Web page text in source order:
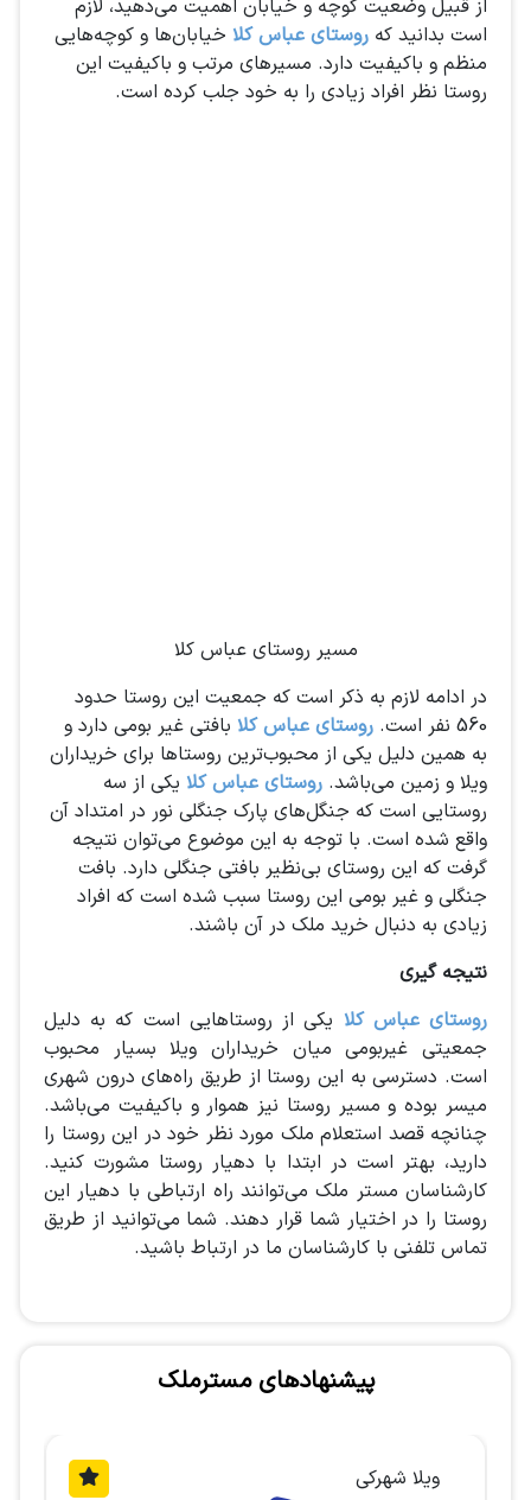
از قبیل وضعیت کوچه و خیابان اهمیت می‌دهید، لازم
است بدانید که روستای عباس کلا خیابان‌ها و کوچه‌هایی
منظم و باکیفیت دارد. مسیرهای مرتب و باکیفیت این
روستا نظر افراد زیادی را به خود جلب کرده است.
مسیر روستای عباس کلا
در ادامه لازم به ذکر است که جمعیت این روستا حدود
560 نفر است.
روستای عباس کلا بافتی غیر بومی دارد و
به همین دلیل یکی از محبوب‌ترین روستاها برای خریداران
ویلا و زمین می‌باشد. روستای عباس کلا یکی از سه
روستایی است که جنگل‌های پارک جنگلی نور در امتداد آن
واقع شده است. با توجه به این موضوع می‌توان نتیجه
گرفت که این روستای بی‌نظیر بافتی جنگلی دارد. بافت
جنگلی و غیر بومی این روستا سبب شده است که افراد
زیادی به دنبال خرید ملک در آن باشند.
نتیجه گیری
روستای عباس کلا یکی از روستاهایی است که به دلیل
جمعیتی غیربومی میان خریداران ویلا بسیار محبوب
است‌. دسترسی به این روستا از طریق راه‌های درون شهری
میسر بوده و مسیر روستا نیز هموار و باکیفیت می‌باشد.
چنانچه قصد استعلام ملک مورد نظر خود در این روستا را
دارید، بهتر است در ابتدا با دهیار روستا مشورت کنید.
کارشناسان مستر ملک‌ می‌توانند راه ارتباطی با دهیار این
روستا را در اختیار شما قرار دهند. شما می‌توانید از طریق
تماس تلفنی با کارشناسان ما در ارتباط باشید.
پیشنهادهای مسترملک
ویلا شهرکی